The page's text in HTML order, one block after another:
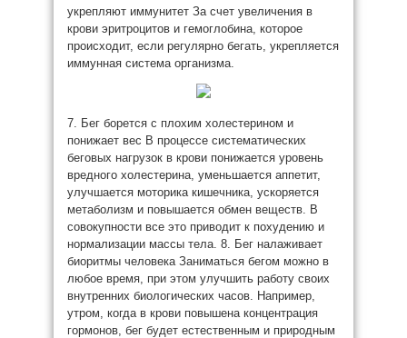
укрепляют иммунитет За счет увеличения в
крови эритроцитов и гемоглобина, которое
происходит, если регулярно бегать, укрепляется
иммунная система организма.
7. Бег борется с плохим холестерином и
понижает вес В процессе систематических
беговых нагрузок в крови понижается уровень
вредного холестерина, уменьшается аппетит,
улучшается моторика кишечника, ускоряется
метаболизм и повышается обмен веществ. В
совокупности все это приводит к похудению и
нормализации массы тела. 8. Бег налаживает
биоритмы человека Заниматься бегом можно в
любое время, при этом улучшить работу своих
внутренних биологических часов. Например,
утром, когда в крови повышена концентрация
гормонов, бег будет естественным и природным